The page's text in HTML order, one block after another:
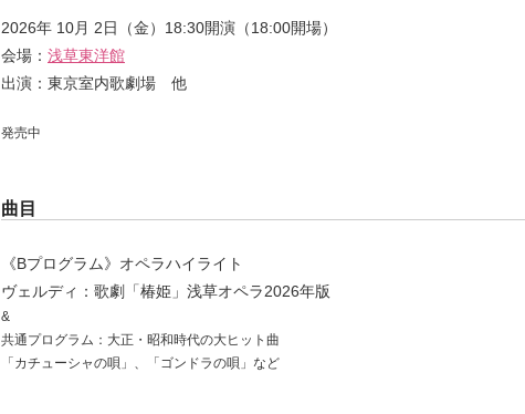
2026年 10月 2日（金）18:30開演（18:00開場）
会場： 浅草東洋館
出演：東京室内歌劇場 他
発売中
曲目
《Bプログラム》オペラハイライト
ヴェルディ：歌劇「椿姫」浅草オペラ2026年版
&
共通プログラム：大正・昭和時代の大ヒット曲
「カチューシャの唄」、「ゴンドラの唄」など